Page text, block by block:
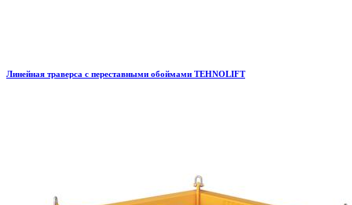
Линейная траверса с переставными обоймами TEHNOLIFT